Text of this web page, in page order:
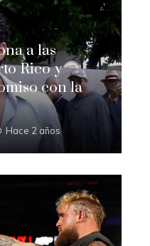
a las
Rico y
con la
Hace 2 años